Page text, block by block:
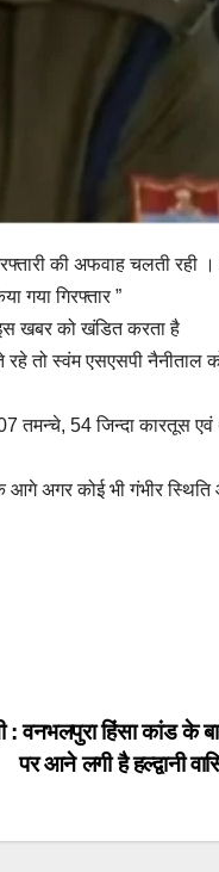
की अफवाह चलती रही
गया गिरफ्तार ”
खबर को खंडित करता है
तो स्वंम एसएसपी नैनीताल
07 तमन्चे, 54 जिन्दा कारतूस
आगे अगर कोई भी गंभीर
: वनभलपुरा हिंसा कांड के
पर आने लगी है हल्द्वानी